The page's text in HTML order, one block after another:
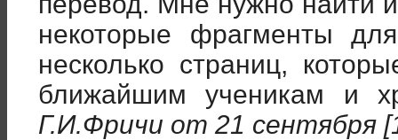
некоторые фрагменты
несколько страниц,
ближайшим ученикам и
Г.И.Фричи от 21 сентября